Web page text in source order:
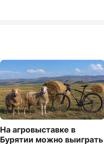
На агровыставке в
Бурятии можно выиграть